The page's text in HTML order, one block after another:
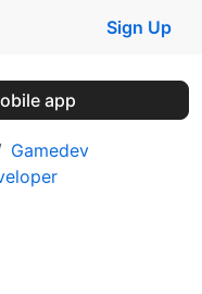
Sign Up
app
Gamedev